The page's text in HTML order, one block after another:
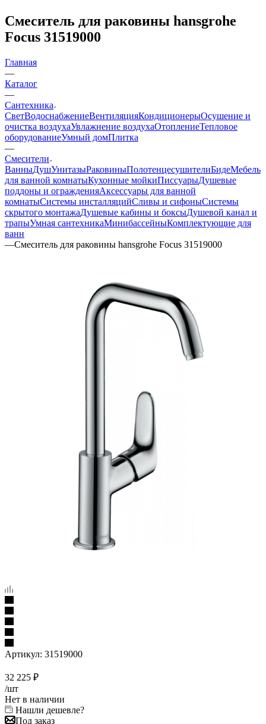
Смеситель для раковины hansgrohe
Focus 31519000
Главная
—
Каталог
—
Сантехника
СветВодоснабжениеВентиляцияКондиционерыОсушение и
очистка воздухаУвлажнение воздухаОтоплениеТепловое
оборудованиеУмный домПлитка
—
Смесители
ВанныДушУнитазыРаковиныПолотенцесушителиБидеМебель
для ванной комнатыКухонные мойкиПиссуарыДушевые
поддоны и огражденияАксессуары для ванной
комнатыСистемы инсталляцийСливы и сифоныСистемы
скрытого монтажаДушевые кабины и боксыДушевой канал и
трапыУмная сантехникаМинибассейныКомплектующие для
ванн
—Смеситель для раковины hansgrohe Focus 31519000
Артикул: 31519000
32 225 ₽
/шт
Нет в наличии
Нашли дешевле?
Под заказ